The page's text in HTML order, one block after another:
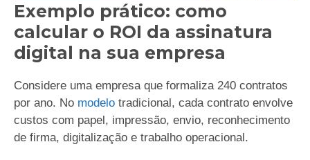
Exemplo prático: como
calcular o ROI da assinatura
digital na sua empresa
Considere uma empresa que formaliza 240 contratos
por ano. No modelo tradicional, cada contrato envolve
custos com papel, impressão, envio, reconhecimento
de firma, digitalização e trabalho operacional.